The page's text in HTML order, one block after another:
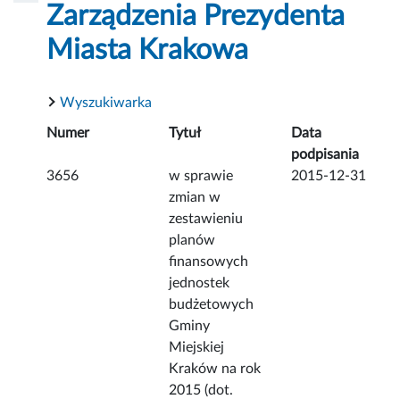
Zarządzenia Prezydenta
Miasta Krakowa
Wyszukiwarka
Numer Tytuł
Data
podpisania
3656
w sprawie
zmian w
zestawieniu
planów
finansowych
jednostek
budżetowych
Gminy
Miejskiej
Kraków na rok
2015 (dot.
2015-12-31